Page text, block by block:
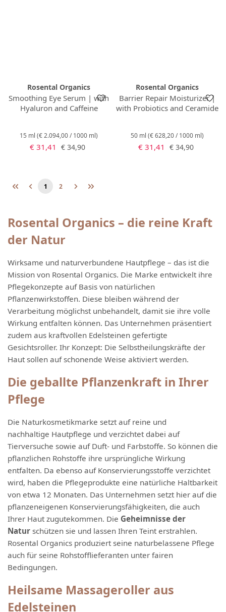
Rosental Organics
Smoothing Eye Serum | with
Hyaluron and Caffeine
15 ml (€ 2.094,00 / 1000 ml)
Verkaufspreis:
€ 31,41 Regulärer Preis:
€ 34,90
Rosental Organics
Barrier Repair Moisturizer |
with Probiotics and Ceramide
50 ml (€ 628,20 / 1000 ml)
Verkaufspreis:
€ 31,41 Regulärer Preis:
€ 34,90
1
2
Rosental Organics – die reine Kraft
der Natur
Wirksame und naturverbundene Hautpflege – das ist die
Mission von Rosental Organics. Die Marke entwickelt ihre
Pflegekonzepte auf Basis von natürlichen
Pflanzenwirkstoffen. Diese bleiben während der
Verarbeitung möglichst unbehandelt, damit sie ihre volle
Wirkung entfalten können. Das Unternehmen präsentiert
zudem aus kraftvollen Edelsteinen gefertigte
Gesichtsroller. Ihr Konzept: Die Selbstheilungskräfte der
Haut sollen auf schonende Weise aktiviert werden.
Die geballte Pflanzenkraft in Ihrer
Pflege
Die Naturkosmetikmarke setzt auf reine und
nachhaltige Hautpflege und verzichtet dabei auf
Tierversuche sowie auf Duft- und Farbstoffe. So können die
pflanzlichen Rohstoffe ihre ursprüngliche Wirkung
entfalten. Da ebenso auf Konservierungsstoffe verzichtet
wird, haben die Pflegeprodukte eine natürliche Haltbarkeit
von etwa 12 Monaten. Das Unternehmen setzt hier auf die
pflanzeneigenen Konservierungsfähigkeiten, die auch
Ihrer Haut zugutekommen. Die Geheimnisse der
Natur schützen sie und lassen Ihren Teint erstrahlen.
Rosental Organics produziert seine naturbelassene Pflege
auch für seine Rohstofflieferanten unter fairen
Bedingungen.
Heilsame Massageroller aus
Edelsteinen